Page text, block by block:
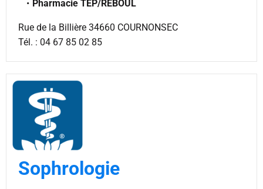
Pharmacie TEP/REBOUL
Rue de la Billière 34660 COURNONSEC
Tél. : 04 67 85 02 85
Sophrologie